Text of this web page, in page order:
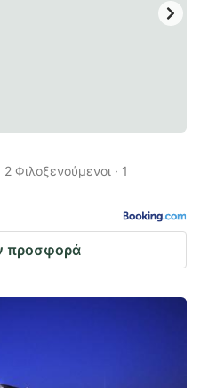
Φιλοξενούμενοι · 1
προσφορά